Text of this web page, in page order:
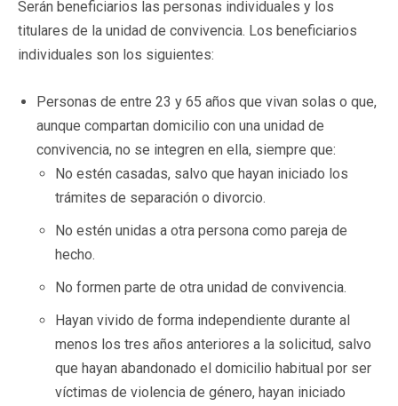
Serán beneficiarios las personas individuales y los
titulares de la unidad de convivencia. Los beneficiarios
individuales son los siguientes:
Personas de entre 23 y 65 años que vivan solas o que,
aunque compartan domicilio con una unidad de
convivencia, no se integren en ella, siempre que:
No estén casadas, salvo que hayan iniciado los
trámites de separación o divorcio.
No estén unidas a otra persona como pareja de
hecho.
No formen parte de otra unidad de convivencia.
Hayan vivido de forma independiente durante al
menos los tres años anteriores a la solicitud, salvo
que hayan abandonado el domicilio habitual por ser
víctimas de violencia de género, hayan iniciado